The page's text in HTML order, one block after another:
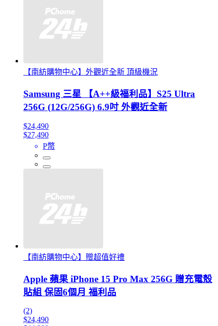
【南紡購物中心】外觀近全新 頂級機況
Samsung 三星 【A++級福利品】S25 Ultra
256G (12G/256G) 6.9吋 外觀近全新
$24,490
$27,490
P幣
【南紡購物中心】贈超值好禮
Apple 蘋果 iPhone 15 Pro Max 256G 贈充電殼
貼組 保固6個月 福利品
(2)
$24,490